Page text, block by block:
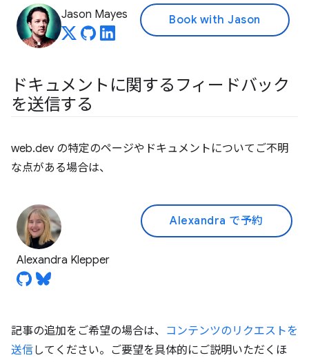
Jason Mayes Book with Jason
ドキュメントに関するフィードバック
を送信する
web.dev の特定のページやドキュメントについてご不明
な点がある場合は、
Alexandra Klepper
Alexandra で予約
記事の追加をご希望の場合は、 コンテンツのリクエストを
送信してください。ご要望を具体的にご説明いただくほ